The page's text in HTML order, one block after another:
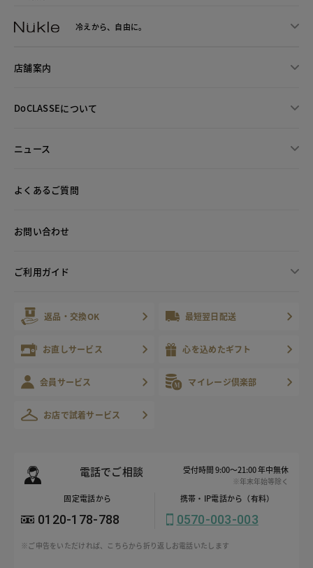
冷えから、 自由に。
店舗案内
DoCLASSEについて
ニュース
よくあるご質問
お問い合わせ
ご利用ガイド
返品・交換OK 最短翌日配送
お直しサービス 心を込めたギフト
会員サービス マイレージ倶楽部
お店で試着サービス
電話でご相談 受付時間 9:00～21:00 年中無休
※年末年始等除く
固定電話から
0120-178-788
携帯・IP電話から（有料）
0570-003-003
※ご申告をいただければ、こちらから折り返しお電話いたします